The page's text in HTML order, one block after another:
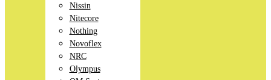
Nissin
Nitecore
Nothing
Novoflex
NRC
Olympus